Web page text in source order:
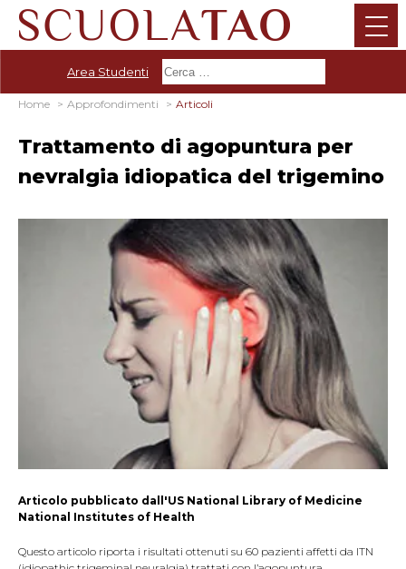
Area Studenti
Home Approfondimenti Articoli
Trattamento di agopuntura per
nevralgia idiopatica del trigemino
Articolo pubblicato dall'US National Library of Medicine
National Institutes of Health
Questo articolo riporta i risultati ottenuti su 60 pazienti affetti da ITN